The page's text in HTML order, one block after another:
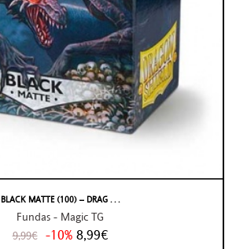
BLACK MATTE (100) – DRAG . . .
Fundas - Magic TG
9,99€ -10% 8,99€